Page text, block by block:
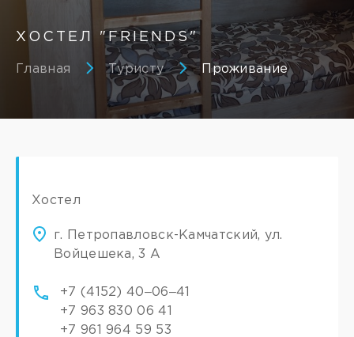
ХОСТЕЛ "FRIENDS"
Главная Туристу Проживание
Хостел
г. Петропавловск-Камчатский, ул.
Войцешека, 3 А
+7 (4152) 40‒06‒41
+7 963 830 06 41
+7 961 964 59 53